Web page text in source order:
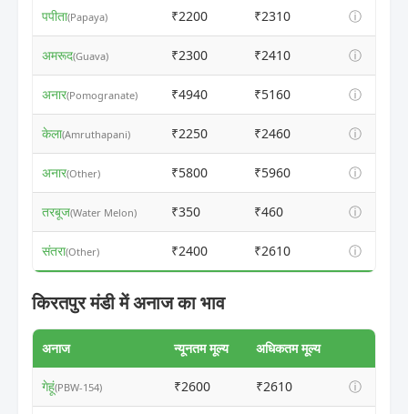
पपीता(Papaya) ₹2200 ₹2310 ⓘ
अमरूद(Guava) ₹2300 ₹2410 ⓘ
अनार(Pomogranate) ₹4940 ₹5160 ⓘ
केला(Amruthapani) ₹2250 ₹2460 ⓘ
अनार(Other) ₹5800 ₹5960 ⓘ
तरबूज(Water Melon) ₹350 ₹460 ⓘ
संतरा(Other) ₹2400 ₹2610 ⓘ
किरतपुर मंडी में अनाज का भाव
अनाज न्यूनतम मूल्य अधिकतम मूल्य
गेहूं(PBW-154) ₹2600 ₹2610 ⓘ